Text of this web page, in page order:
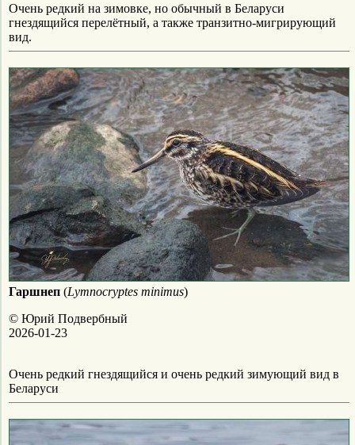
Очень редкий на зимовке, но обычный в Беларуси
гнездящийся перелётный, а также транзитно-мигрирующий
вид.
Гаршнеп (Lymnocryptes minimus)
© Юрий Подвербный
2026-01-23
Очень редкий гнездящийся и очень редкий зимующий вид в
Беларуси